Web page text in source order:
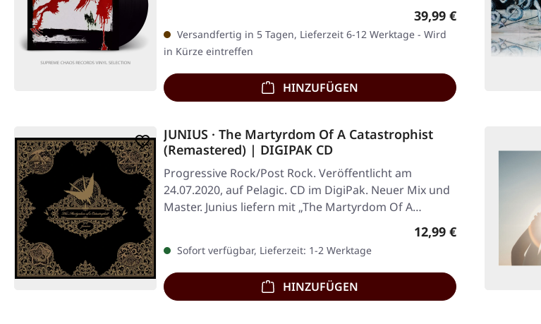
Regulärer Preis:
39,99 €
Versandfertig in 5 Tagen, Lieferzeit 6-12 Werktage - Wird
in Kürze eintreffen
HINZUFÜGEN
JUNIUS · The Martyrdom Of A Catastrophist
(Remastered) | DIGIPAK CD
Progressive Rock/Post Rock. Veröffentlicht am
24.07.2020, auf Pelagic. CD im DigiPak. Neuer Mix und
Master. Junius liefern mit „The Martyrdom Of A…
Regulärer Preis:
12,99 €
Sofort verfügbar, Lieferzeit: 1-2 Werktage
HINZUFÜGEN